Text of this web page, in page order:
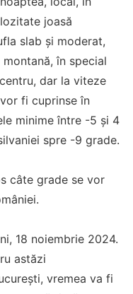
joasă
slab și moderat,
în special
dar la viteze
fi cuprinse în
minime între -5 și 4
spre -9 grade.
câte grade se vor
18 noiembrie 2024.
astăzi
vremea va fi